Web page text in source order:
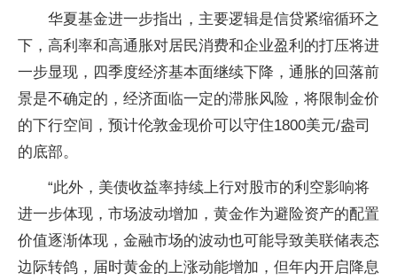
华夏基金进一步指出，主要逻辑是信贷紧缩循环之
下，高利率和高通胀对居民消费和企业盈利的打压将进
一步显现，四季度经济基本面继续下降，通胀的回落前
景是不确定的，经济面临一定的滞胀风险，将限制金价
的下行空间，预计伦敦金现价可以守住1800美元/盎司
的底部。
“此外，美债收益率持续上行对股市的利空影响将
进一步体现，市场波动增加，黄金作为避险资产的配置
价值逐渐体现，金融市场的波动也可能导致美联储表态
边际转鸽，届时黄金的上涨动能增加，但年内开启降息